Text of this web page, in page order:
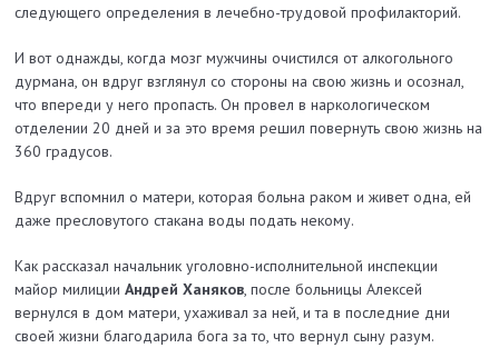
следующего определения в лечебно-трудовой профилакторий.
И вот однажды, когда мозг мужчины очистился от алкогольного
дурмана, он вдруг взглянул со стороны на свою жизнь и осознал,
что впереди у него пропасть. Он провел в наркологическом
отделении 20 дней и за это время решил повернуть свою жизнь на
360 градусов.
Вдруг вспомнил о матери, которая больна раком и живет одна, ей
даже пресловутого стакана воды подать некому.
Как рассказал начальник уголовно-исполнительной инспекции
майор милицииАндрей Ханяков, после больницы Алексей
вернулся в дом матери, ухаживал за ней, и та в последние дни
своей жизни благодарила бога за то, что вернул сыну разум.